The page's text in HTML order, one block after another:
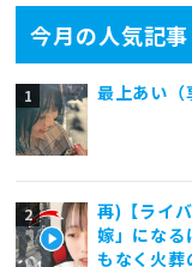
今月の人気記事
最上あい（
再)【ライ
嫁」になる
もなく火葬